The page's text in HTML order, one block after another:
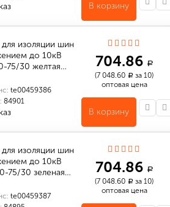
В корзину
для изоляции шин
до 10кВ
75/30 желтая…
te00459386
84901
704.86 a
(7 048.60 a за 10)
оптовая цена
В корзину
для изоляции шин
до 10кВ
75/30 зеленая…
te00459387
704.86 a
(7 048.60 a за 10)
оптовая цена